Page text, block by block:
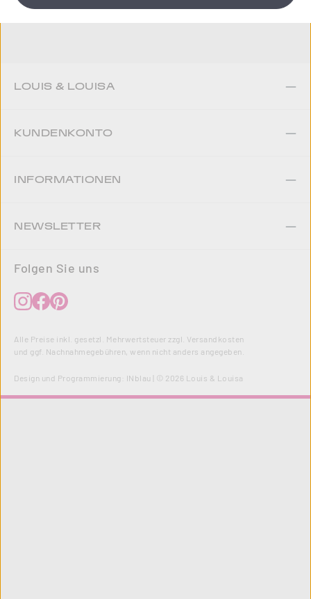
LOUIS & LOUISA
KUNDENKONTO
INFORMATIONEN
NEWSLETTER
Folgen Sie uns
Alle Preise inkl. gesetzl. Mehrwertsteuer zzgl. Versandkosten
und ggf. Nachnahmegebühren, wenn nicht anders angegeben.
Design und Programmierung: INblau | © 2026 Louis & Louisa